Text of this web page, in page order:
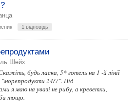
1 відповідь
Шейх
будь ласка, 5* готель на 1 -й лінії
"морепродукти 24/7". Під
я маю на увазі не рибу, а креветки,
тощо.